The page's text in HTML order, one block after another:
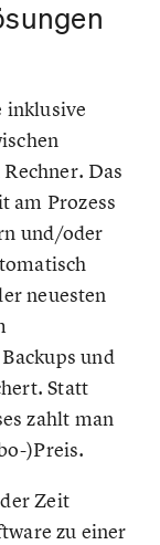
inklusive
Das
am Prozess
und/oder
neuesten
und
Statt
zahlt man
)Preis.
Zeit
zu einer